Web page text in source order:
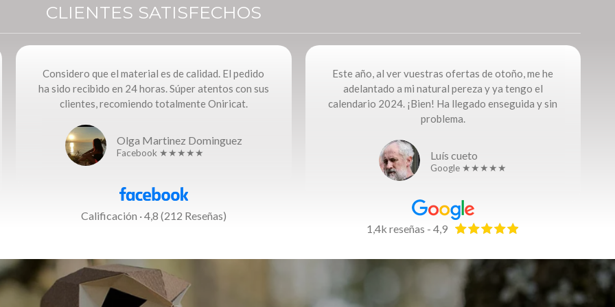
CLIENTES SATISFECHOS
Considero que el material es de calidad. El pedido
ha sido recibido en 24 horas. Súper atentos con sus
clientes, recomiendo totalmente Oniricat.
Olga Martinez Dominguez
Facebook ★★★★★
Calificación · 4,8 (212 Reseñas)
Este año, al ver vuestras ofertas de otoño, me he
adelantado a mi natural pereza y ya tengo el
calendario 2024. ¡Bien! Ha llegado enseguida y sin
problema.
Luís cueto
Google ★★★★★
1,4k reseñas - 4,9